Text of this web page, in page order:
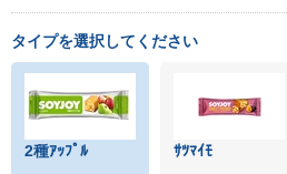
タイプを選択してください
2種ｱｯﾌﾟﾙ ｻﾂﾏｲﾓ